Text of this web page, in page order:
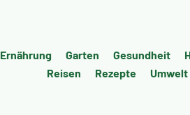
Ernäh­rung Gar­ten Gesund­heit
Rei­sen
Rezep­te Umwelt